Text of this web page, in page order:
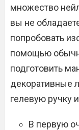
множество
вы не
попробовать
помощью
подготовить
декоративные
гелевую ручку
В первую